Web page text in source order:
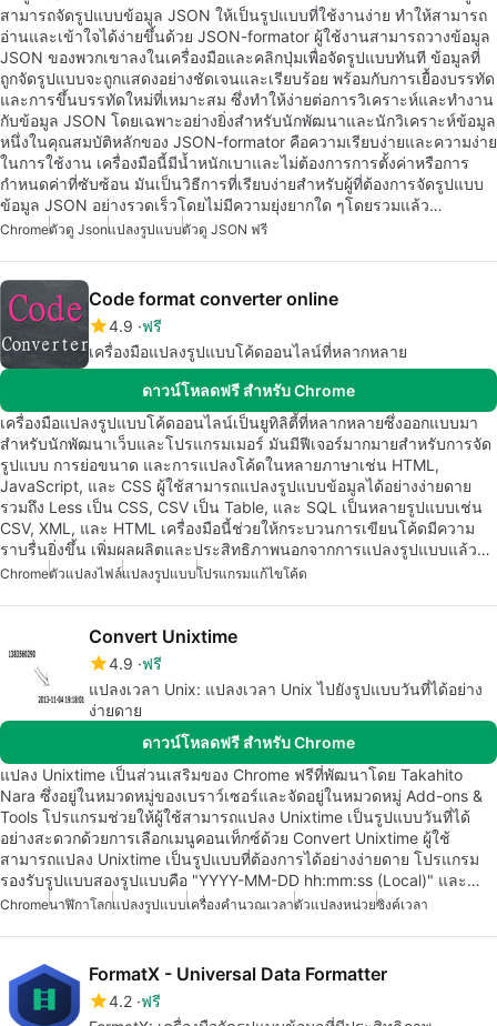
สามารถจัดรูปแบบข้อมูล JSON ให้เป็นรูปแบบที่ใช้งานง่าย ทำให้สามารถ
อ่านและเข้าใจได้ง่ายขึ้นด้วย JSON-formator ผู้ใช้งานสามารถวางข้อมูล
JSON ของพวกเขาลงในเครื่องมือและคลิกปุ่มเพื่อจัดรูปแบบทันที ข้อมูลที่
ถูกจัดรูปแบบจะถูกแสดงอย่างชัดเจนและเรียบร้อย พร้อมกับการเยื้องบรรทัด
และการขึ้นบรรทัดใหม่ที่เหมาะสม ซึ่งทำให้ง่ายต่อการวิเคราะห์และทำงาน
กับข้อมูล JSON โดยเฉพาะอย่างยิ่งสำหรับนักพัฒนาและนักวิเคราะห์ข้อมูล
หนึ่งในคุณสมบัติหลักของ JSON-formator คือความเรียบง่ายและความง่าย
ในการใช้งาน เครื่องมือนี้มีน้ำหนักเบาและไม่ต้องการการตั้งค่าหรือการ
กำหนดค่าที่ซับซ้อน มันเป็นวิธีการที่เรียบง่ายสำหรับผู้ที่ต้องการจัดรูปแบบ
ข้อมูล JSON อย่างรวดเร็วโดยไม่มีความยุ่งยากใด ๆโดยรวมแล้ว…
Chromeตัวดู Jsonแปลงรูปแบบตัวดู JSON ฟรี
Code format converter online
4.9 ฟรี
เครื่องมือแปลงรูปแบบโค้ดออนไลน์ที่หลากหลาย
ดาวน์โหลดฟรี สำหรับ Chrome
เครื่องมือแปลงรูปแบบโค้ดออนไลน์เป็นยูทิลิตี้ที่หลากหลายซึ่งออกแบบมา
สำหรับนักพัฒนาเว็บและโปรแกรมเมอร์ มันมีฟีเจอร์มากมายสำหรับการจัด
รูปแบบ การย่อขนาด และการแปลงโค้ดในหลายภาษาเช่น HTML,
JavaScript, และ CSS ผู้ใช้สามารถแปลงรูปแบบข้อมูลได้อย่างง่ายดาย
รวมถึง Less เป็น CSS, CSV เป็น Table, และ SQL เป็นหลายรูปแบบเช่น
CSV, XML, และ HTML เครื่องมือนี้ช่วยให้กระบวนการเขียนโค้ดมีความ
ราบรื่นยิ่งขึ้น เพิ่มผลผลิตและประสิทธิภาพนอกจากการแปลงรูปแบบแล้ว…
Chromeตัวแปลงไฟล์แปลงรูปแบบโปรแกรมแก้ไขโค้ด
Convert Unixtime
4.9 ฟรี
แปลงเวลา Unix: แปลงเวลา Unix ไปยังรูปแบบวันที่ได้อย่าง
ง่ายดาย
ดาวน์โหลดฟรี สำหรับ Chrome
แปลง Unixtime เป็นส่วนเสริมของ Chrome ฟรีที่พัฒนาโดย Takahito
Nara ซึ่งอยู่ในหมวดหมู่ของเบราว์เซอร์และจัดอยู่ในหมวดหมู่ Add-ons &
Tools โปรแกรมช่วยให้ผู้ใช้สามารถแปลง Unixtime เป็นรูปแบบวันที่ได้
อย่างสะดวกด้วยการเลือกเมนูคอนเท็กซ์ด้วย Convert Unixtime ผู้ใช้
สามารถแปลง Unixtime เป็นรูปแบบที่ต้องการได้อย่างง่ายดาย โปรแกรม
รองรับรูปแบบสองรูปแบบคือ "YYYY-MM-DD hh:mm:ss (Local)" และ…
Chromeนาฬิกาโลกแปลงรูปแบบเครื่องคำนวณเวลาตัวแปลงหน่วยซิงค์เวลา
FormatX - Universal Data Formatter
4.2 ฟรี